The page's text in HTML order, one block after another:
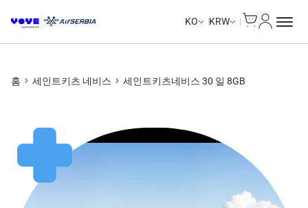
KO KRW
홈 세인트키츠 네비스 세인트키츠네비스 30 일 8GB